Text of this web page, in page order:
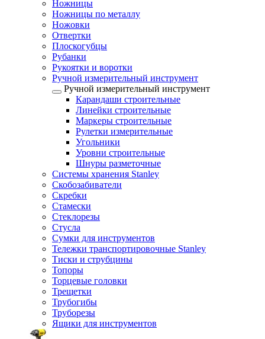
Ножницы
Ножницы по металлу
Ножовки
Отвертки
Плоскогубцы
Рубанки
Рукоятки и воротки
Ручной измерительный инструмент
Ручной измерительный инструмент
Карандаши строительные
Линейки строительные
Маркеры строительные
Рулетки измерительные
Угольники
Уровни строительные
Шнуры разметочные
Системы хранения Stanley
Скобозабиватели
Скребки
Стамески
Стеклорезы
Стусла
Сумки для инструментов
Тележки транспортировочные Stanley
Тиски и струбцины
Топоры
Торцевые головки
Трещетки
Трубогибы
Труборезы
Ящики для инструментов